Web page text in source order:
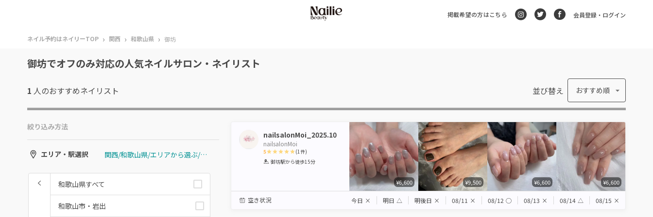
掲載希望の方はこちら 会員登録・ログイン
ネイル予約はネイリーTOP › 関西 › 和歌山県 › 御坊
御坊でオフのみ対応の人気ネイルサロン・ネイリスト
1 人のおすすめネイリスト 並び替え おすすめ順
絞り込み方法
エリア・駅選択 関西/和歌山県/エリアから選ぶ/御坊
和歌山県すべて
和歌山市・岩出
nailsalonMoi_2025.10
nailsalonMoi
5
1 2 3 4 5
(1件)
御坊駅から徒歩15分
¥6,600 ¥9,500 ¥6,600 ¥6,600
空き状況 今日 × 明日 △ 明後日 × 08/11 × 08/12 ◯ 08/13 × 08/14 △ 08/15 ×